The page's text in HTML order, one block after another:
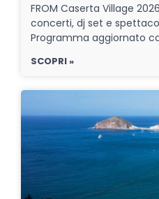
FROM Caserta Village
concerti, dj set e
Programma aggiornato
SCOPRI »